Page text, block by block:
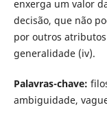
enxerga um valor
decisão, que não
por outros
generalidade (iv).
Palavras-chave:
ambiguidade,